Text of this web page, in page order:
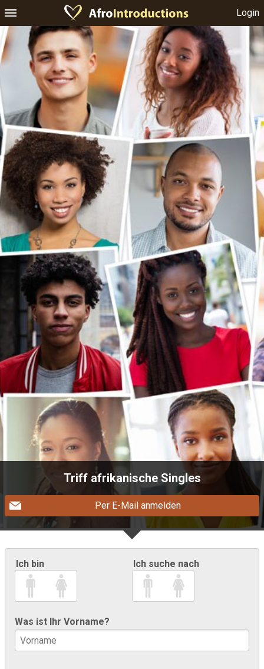
Login
Triff afrikanische Singles
Per E-Mail anmelden
Ich bin Ich suche nach
Was ist Ihr Vorname?